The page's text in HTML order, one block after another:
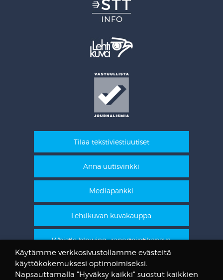
Tilaa tekstiviestiuutiset
Anna uutisvinkki
Mediapankki
Lehtikuvan kuvakauppa
Whistle blowing -raportointikanava
STT Info
Käytämme verkkosivustollamme evästeitä
käyttökokemuksesi optimoimiseksi.
Napsauttamalla "Hyväksy kaikki" suostut kaikkien